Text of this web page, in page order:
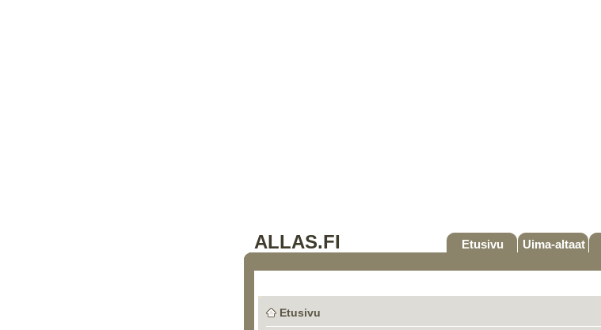
ALLAS.FI Etusivu Uima-altaat
Etusivu